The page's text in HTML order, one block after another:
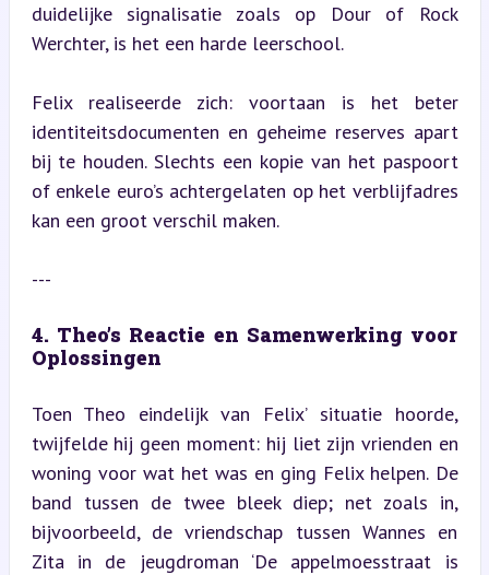
duidelijke signalisatie zoals op Dour of Rock
Werchter, is het een harde leerschool.
Felix realiseerde zich: voortaan is het beter
identiteitsdocumenten en geheime reserves apart
bij te houden. Slechts een kopie van het paspoort
of enkele euro’s achtergelaten op het verblijfadres
kan een groot verschil maken.
---
4. Theo’s Reactie en Samenwerking voor
Oplossingen
Toen Theo eindelijk van Felix’ situatie hoorde,
twijfelde hij geen moment: hij liet zijn vrienden en
woning voor wat het was en ging Felix helpen. De
band tussen de twee bleek diep; net zoals in,
bijvoorbeeld, de vriendschap tussen Wannes en
Zita in de jeugdroman ‘De appelmoesstraat is